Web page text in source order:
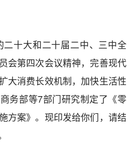
二十大和二十届二中、三中全
会第四次会议精神， 完善现代
大消费长效机制，加快生活性
务部等7部门研究制定了《零
方案》。现印发给你们，请结